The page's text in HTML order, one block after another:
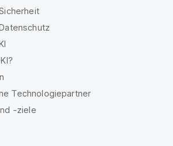
Technologiepartner
-ziele